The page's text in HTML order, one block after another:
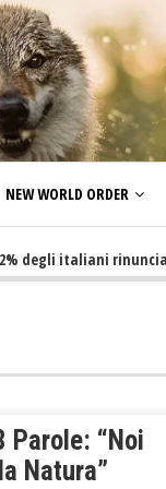
NEW WORLD ORDER
italiani rinuncia a
Parole: “Noi
Natura”